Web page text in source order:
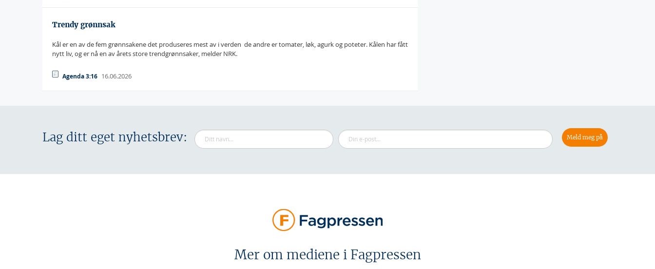
Trendy grønnsak
Kål er en av de fem grønnsakene det produseres mest av i verden  de andre er tomater, løk, agurk og poteter. Kålen har fått
nytt liv, og er nå en av årets store trendgrønnsaker, melder NRK.
Agenda 3:16 16.06.2026
Lag ditt eget nyhetsbrev:
Mer om mediene i Fagpressen